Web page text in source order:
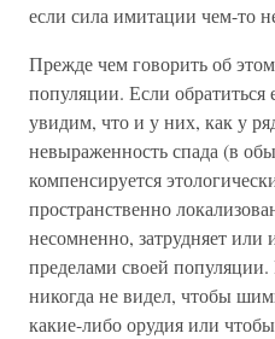
если сила имитации чем-то
Прежде чем говорить об
популяции. Если
увидим, что и у них, как у
невыраженность спада (в
компенсируется
пространственно
несомненно, затрудняет или
пределами своей популяции.
никогда не видел, чтобы
какие-либо орудия или